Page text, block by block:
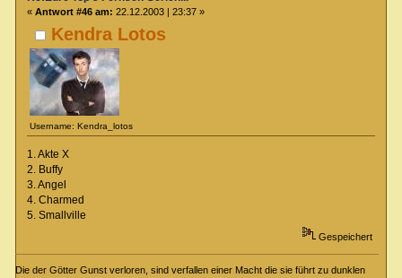
Kendra Lotos
Username: Kendra_lotos
« Antwort #46 am: 22.12.2003 | 23:37 »
1. Akte X
2. Buffy
3. Angel
4. Charmed
5. Smallville
Gespeichert
Die der Götter Gunst verloren, sind verfallen einer Macht die sie führt zu dunklen